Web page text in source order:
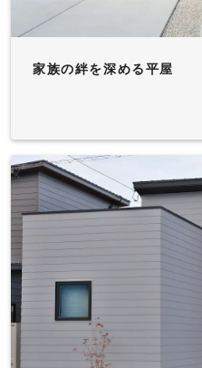
家族の絆を深める平屋